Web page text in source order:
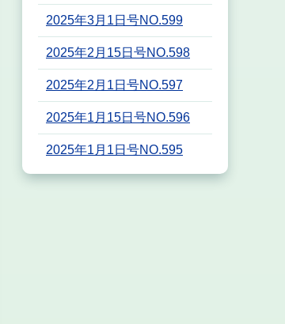
2025年3月1日号NO.599
2025年2月15日号NO.598
2025年2月1日号NO.597
2025年1月15日号NO.596
2025年1月1日号NO.595